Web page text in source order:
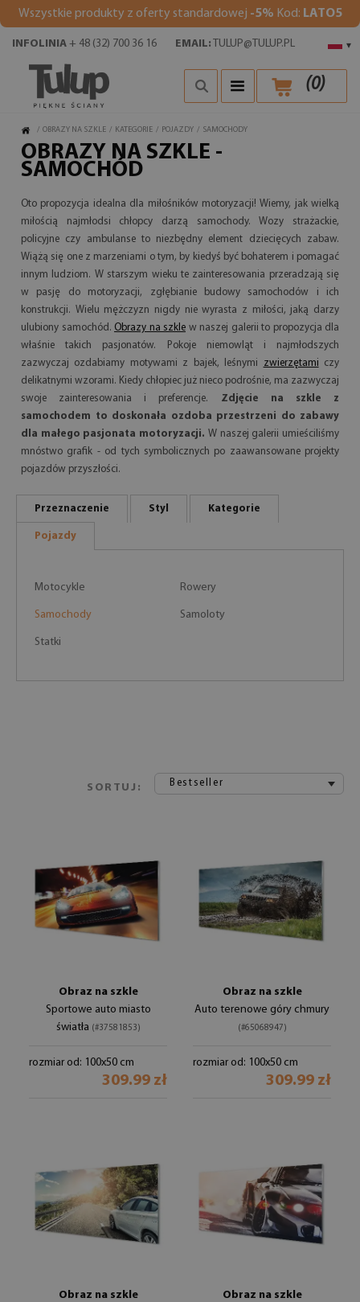
Wszystkie produkty z oferty standardowej -5% Kod: LATO5
▾
INFOLINIA + 48 (32) 700 36 16 EMAIL: TULUP@TULUP.PL
(0)
/ OBRAZY NA SZKLE / KATEGORIE / POJAZDY / SAMOCHODY
OBRAZY NA SZKLE -
SAMOCHÓD
Oto propozycja idealna dla miłośników motoryzacji! Wiemy, jak wielką
miłością najmłodsi chłopcy darzą samochody. Wozy strażackie,
policyjne czy ambulanse to niezbędny element dziecięcych zabaw.
Wiążą się one z marzeniami o tym, by kiedyś być bohaterem i pomagać
innym ludziom. W starszym wieku te zainteresowania przeradzają się
w pasję do motoryzacji, zgłębianie budowy samochodów i ich
konstrukcji. Wielu mężczyzn nigdy nie wyrasta z miłości, jaką darzy
ulubiony samochód. Obrazy na szkle w naszej galerii to propozycja dla
właśnie takich pasjonatów. Pokoje niemowląt i najmłodszych
zazwyczaj ozdabiamy motywami z bajek, leśnymi
zwierzętami czy
delikatnymi wzorami. Kiedy chłopiec już nieco podrośnie, ma zazwyczaj
swoje zainteresowania i preferencje.
Zdjęcie na szkle z
samochodem to doskonała ozdoba przestrzeni do zabawy
dla małego pasjonata motoryzacji. W naszej galerii umieściliśmy
mnóstwo grafik - od tych symbolicznych po zaawansowane projekty
pojazdów przyszłości.
Przeznaczenie Styl Kategorie
Pojazdy
Motocykle Rowery
Samochody Samoloty
Statki
SORTUJ: Bestseller
Obraz na szkle
Sportowe auto miasto
światła (#37581853)
rozmiar od: 100x50 cm
309.99 zł
Obraz na szkle
Auto terenowe góry chmury
(#65068947)
rozmiar od: 100x50 cm
309.99 zł
Obraz na szkle
Obraz na szkle